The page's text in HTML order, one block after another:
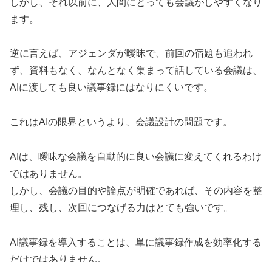
ます。
逆に言えば、アジェンダが曖昧で、前回の宿題も追われ
ず、資料もなく、なんとなく集まって話している会議は、
AIに渡しても良い議事録にはなりにくいです。
これはAIの限界というより、会議設計の問題です。
AIは、曖昧な会議を自動的に良い会議に変えてくれるわけ
ではありません。
しかし、会議の目的や論点が明確であれば、その内容を整
理し、残し、次回につなげる力はとても強いです。
AI議事録を導入することは、単に議事録作成を効率化する
だけではありません。